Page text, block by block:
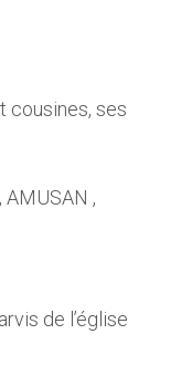
cousines, ses
AMUSAN ,
de l’église